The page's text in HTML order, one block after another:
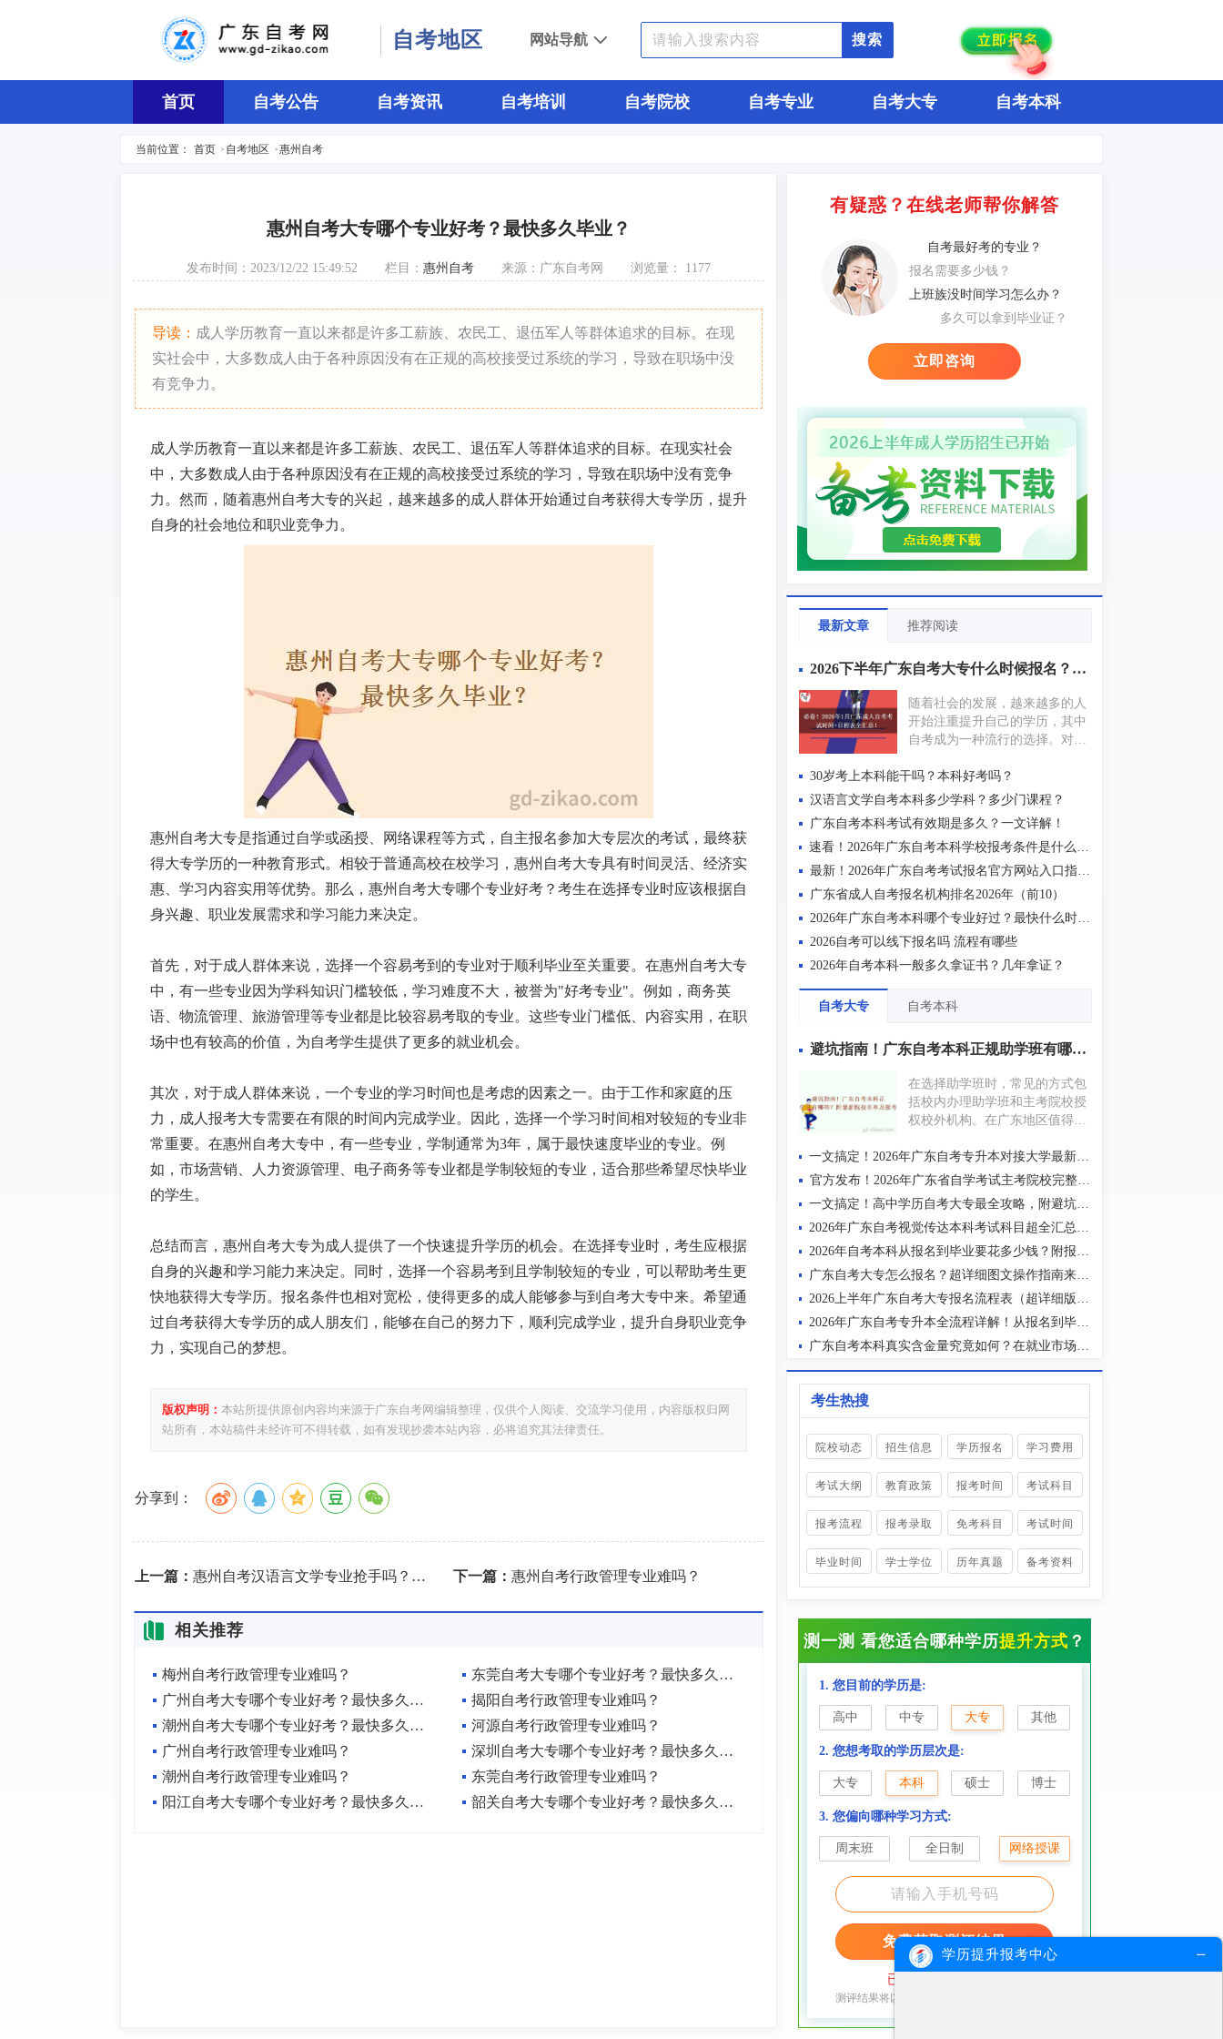
自考地区 网站导航 搜索
首页 自考公告 自考资讯 自考培训 自考院校 自考专业 自考大专 自考本科
当前位置： 首页 > 自考地区 > 惠州自考
惠州自考大专哪个专业好考？最快多久毕业？
发布时间：2023/12/22 15:49:52 栏目： 惠州自考 来源：广东自考网 浏览量： 1177
导读： 成人学历教育一直以来都是许多工薪族、农民工、退伍军人等群体追求的目标。在现
实社会中，大多数成人由于各种原因没有在正规的高校接受过系统的学习，导致在职场中没
有竞争力。
成人学历教育一直以来都是许多工薪族、农民工、退伍军人等群体追求的目标。在现实社会
中，大多数成人由于各种原因没有在正规的高校接受过系统的学习，导致在职场中没有竞争
力。然而，随着惠州自考大专的兴起，越来越多的成人群体开始通过自考获得大专学历，提升
自身的社会地位和职业竞争力。
惠州自考大专是指通过自学或函授、网络课程等方式，自主报名参加大专层次的考试，最终获
得大专学历的一种教育形式。相较于普通高校在校学习，惠州自考大专具有时间灵活、经济实
惠、学习内容实用等优势。那么，惠州自考大专哪个专业好考？考生在选择专业时应该根据自
身兴趣、职业发展需求和学习能力来决定。
首先，对于成人群体来说，选择一个容易考到的专业对于顺利毕业至关重要。在惠州自考大专
中，有一些专业因为学科知识门槛较低，学习难度不大，被誉为"好考专业"。例如，商务英
语、物流管理、旅游管理等专业都是比较容易考取的专业。这些专业门槛低、内容实用，在职
场中也有较高的价值，为自考学生提供了更多的就业机会。
其次，对于成人群体来说，一个专业的学习时间也是考虑的因素之一。由于工作和家庭的压
力，成人报考大专需要在有限的时间内完成学业。因此，选择一个学习时间相对较短的专业非
常重要。在惠州自考大专中，有一些专业，学制通常为3年，属于最快速度毕业的专业。例
如，市场营销、人力资源管理、电子商务等专业都是学制较短的专业，适合那些希望尽快毕业
的学生。
总结而言，惠州自考大专为成人提供了一个快速提升学历的机会。在选择专业时，考生应根据
自身的兴趣和学习能力来决定。同时，选择一个容易考到且学制较短的专业，可以帮助考生更
快地获得大专学历。报名条件也相对宽松，使得更多的成人能够参与到自考大专中来。希望通
过自考获得大专学历的成人朋友们，能够在自己的努力下，顺利完成学业，提升自身职业竞争
力，实现自己的梦想。
版权声明： 本站所提供原创内容均来源于广东自考网编辑整理，仅供个人阅读、交流学习使用，内容版权归网
站所有，本站稿件未经许可不得转载，如有发现抄袭本站内容，必将追究其法律责任。
分享到：
上一篇： 惠州自考汉语言文学专业抢手吗？就业前景怎样？ 下一篇： 惠州自考行政管理专业难吗？
相关推荐
梅州自考行政管理专业难吗？
东莞自考大专哪个专业好考？最快多久毕业？
广州自考大专哪个专业好考？最快多久毕业？
揭阳自考行政管理专业难吗？
潮州自考大专哪个专业好考？最快多久毕业？
河源自考行政管理专业难吗？
广州自考行政管理专业难吗？
深圳自考大专哪个专业好考？最快多久毕业？
潮州自考行政管理专业难吗？
东莞自考行政管理专业难吗？
阳江自考大专哪个专业好考？最快多久毕业？
韶关自考大专哪个专业好考？最快多久毕业
有疑惑？在线老师帮你解答
自考最好考的专业？
报名需要多少钱？
上班族没时间学习怎么办？
多久可以拿到毕业证？
立即咨询
最新文章 推荐阅读
2026下半年广东自考大专什么时候报名？具体是几号
随着社会的发展，越来越多的人
开始注重提升自己的学历，其中
自考成为一种流行的选择。对于
专的考生来说，了解报名时间是
非常重要的。接下来，让我们一
半年广东自考大专报名时间根据
广东省教育考试院的官方公告，
2026...
30岁考上本科能干吗？本科好考吗？
汉语言文学自考本科多少学科？多少门课程？
广东自考本科考试有效期是多久？一文详解！
速看！2026年广东自考本科学校报考条件是什么？一文详解！
最新！2026年广东自考考试报名官方网站入口指南！
广东省成人自考报名机构排名2026年（前10）
2026年广东自考本科哪个专业好过？最快什么时候拿证？
2026自考可以线下报名吗 流程有哪些
2026年自考本科一般多久拿证书？几年拿证？
自考大专 自考本科
避坑指南！广东自考本科正规助学班有哪些？附最新院校名单及报考条件
在选择助学班时，常见的方式包
括校内办理助学班和主考院校授
权校外机构。在广东地区值得推
育、赛博教育等。
一文搞定！2026年广东自考专升本对接大学最新名单（附报考建议）
官方发布！2026年广东省自学考试主考院校完整名单
一文搞定！高中学历自考大专最全攻略，附避坑指南与快速毕业技巧
2026年广东自考视觉传达本科考试科目超全汇总！附各科备考指南
2026年自考本科从报名到毕业要花多少钱？附报考流程全解析！
广东自考大专怎么报名？超详细图文操作指南来了，手把手教学！
2026上半年广东自考大专报名流程表（超详细版）！附官网入口及材料清单！
2026年广东自考专升本全流程详解！从报名到毕业，一步步教你搞定！
广东自考本科真实含金量究竟如何？在就业市场排名第几？
考生热搜
院校动态 招生信息 学历报名 学习费用
考试大纲 教育政策 报考时间 考试科目
报考流程 报考录取 免考科目 考试时间
毕业时间 学士学位 历年真题 备考资料
测一测 看您适合哪种学历提升方式 ？
1. 您目前的学历是:
高中 中专 大专 其他
2. 您想考取的学历层次是:
大专 本科 硕士 博士
3. 您偏向哪种学习方式:
周末班 全日制 网络授课
免费获取测评结果
已加密，请放心填写
测评结果将以短信形式发送至您的手机请查收
学历提升报考中心